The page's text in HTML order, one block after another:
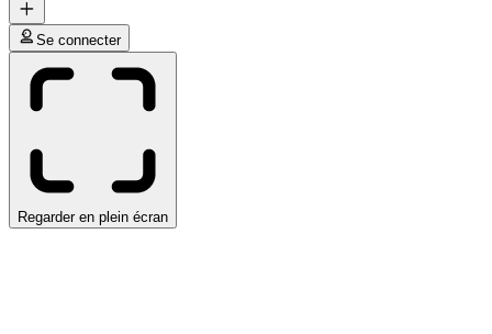
Se connecter
Regarder en plein écran